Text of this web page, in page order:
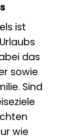
ist
das
sowie
Sind
wie